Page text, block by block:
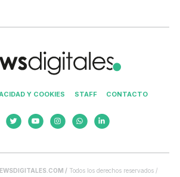
Y COOKIES STAFF CONTACTO
/ Todos los derechos reservados /